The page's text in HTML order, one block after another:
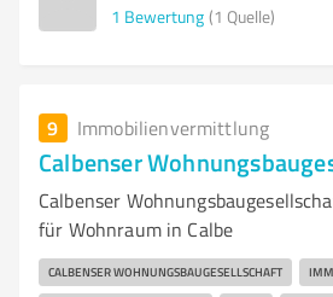
1 Bewertung (1 Quelle)
9 Immobilienvermittlung
Calbenser
Calbenser
für Wohnraum in Calbe
CALBENSER WOHNUNGSBAUGESELLSCHAFT